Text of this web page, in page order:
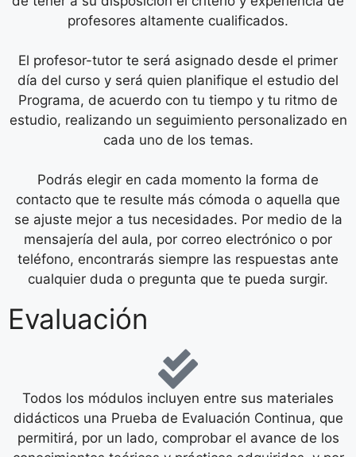
cada uno de los temas.
Podrás elegir en cada momento la forma de
contacto que te resulte más cómoda o aquella que
se ajuste mejor a tus necesidades. Por medio de la
mensajería del aula, por correo electrónico o por
teléfono, encontrarás siempre las respuestas ante
cualquier duda o pregunta que te pueda surgir.
Evaluación
Todos los módulos incluyen entre sus materiales
didácticos una Prueba de Evaluación Continua, que
permitirá, por un lado, comprobar el avance de los
conocimientos teóricos y prácticos adquiridos, y por
otro, desarrollar las competencias establecidas en el
programa.
El tipo de evaluación ha sido establecido por el
equipo docente de los módulos y puede consistir,
entre otras posibilidades, en una prueba objetiva,